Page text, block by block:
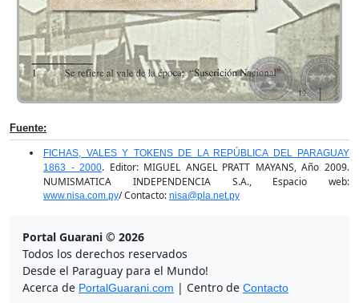
Fuente:
FICHAS, VALES Y TOKENS DE LA REPÚBLICA DEL PARAGUAY
1863 - 2000. Editor: MIGUEL ANGEL PRATT MAYANS, Año 2009.
NUMISMATICA INDEPENDENCIA S.A., Espacio web:
www.nisa.com.py/ Contacto: nisa@pla.net.py
Portal Guarani © 2026
Todos los derechos reservados
Desde el Paraguay para el Mundo!
Acerca de PortalGuarani.com | Centro de Contacto